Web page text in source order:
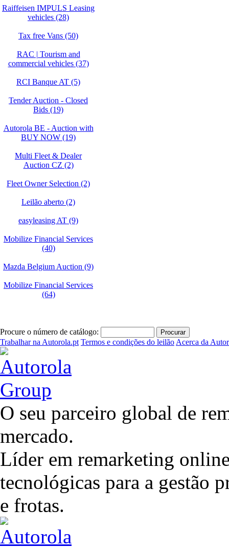
Raiffeisen IMPULS Leasing
vehicles (28)
Tax free Vans (50)
RAC | Tourism and
commercial vehicles (37)
RCI Banque AT (5)
Tender Auction - Closed
Bids (19)
Autorola BE - Auction with
BUY NOW (19)
Multi Fleet & Dealer
Auction CZ (2)
Fleet Owner Selection (2)
Leilão aberto (2)
easyleasing AT (9)
Mobilize Financial Services
(40)
Mazda Belgium Auction (9)
Mobilize Financial Services
(64)
Procure o número de catálogo:
Trabalhar na Autorola.pt Termos e condições do leilão Acerca da
O seu parceiro global de
mercado.
Líder em remarketing
tecnológicas para a gestão
e frotas.